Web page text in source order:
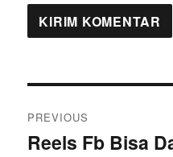
pos
PREVIOUS
Previous
Reels Fb Bisa